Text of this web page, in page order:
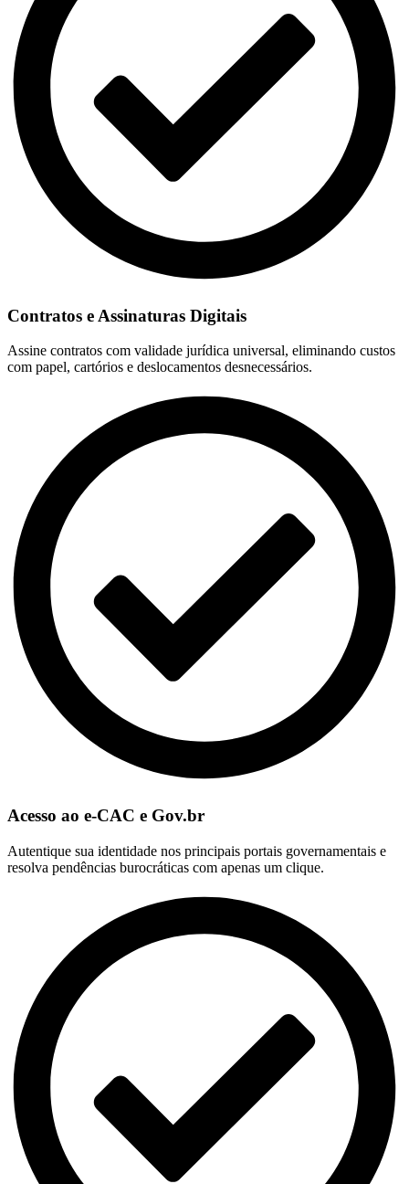
Contratos e Assinaturas Digitais
Assine contratos com validade jurídica universal, eliminando custos
com papel, cartórios e deslocamentos desnecessários.
Acesso ao e-CAC e Gov.br
Autentique sua identidade nos principais portais governamentais e
resolva pendências burocráticas com apenas um clique.